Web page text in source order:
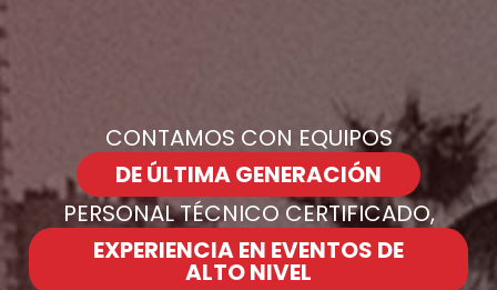
CONTAMOS CON EQUIPOS
DE ÚLTIMA GENERACIÓN
PERSONAL TÉCNICO CERTIFICADO,
EXPERIENCIA EN EVENTOS DE
ALTO NIVEL